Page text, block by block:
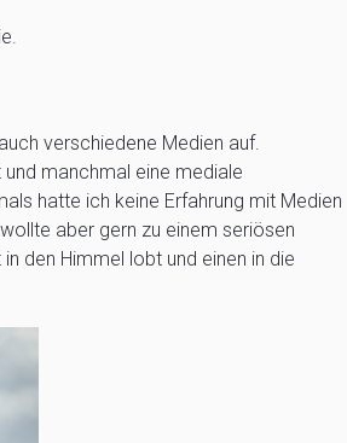
verschiedene Medien auf.
manchmal eine mediale
hatte ich keine Erfahrung mit Medien
aber gern zu einem seriösen
den Himmel lobt und einen in die